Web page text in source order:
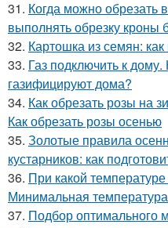
31. Когда можно обрезать
выполнять обрезку кроны
32. Картошка из семян:
33. Газ подключить к
газифицируют дома?
34. Как обрезать розы на
Как обрезать розы осенью
35. Золотые правила
кустарников: как
36. При какой
Минимальная
37. Подбор оптимального